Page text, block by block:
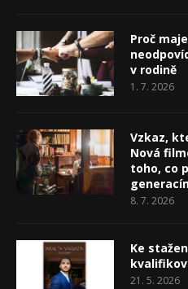
Proč
v rodině
1. 7. 2026
Vzkaz,
Nová
toho, co
8. 7. 2026
Ke
21. 5. 2026